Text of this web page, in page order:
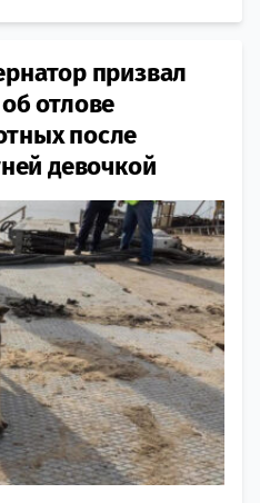
призвал
отлове
после
девочкой